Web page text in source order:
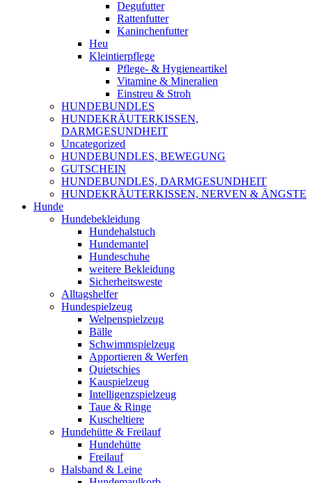
Degufutter
Rattenfutter
Kaninchenfutter
Heu
Kleintierpflege
Pflege- & Hygieneartikel
Vitamine & Mineralien
Einstreu & Stroh
HUNDEBUNDLES
HUNDEKRÄUTERKISSEN,
DARMGESUNDHEIT
Uncategorized
HUNDEBUNDLES, BEWEGUNG
GUTSCHEIN
HUNDEBUNDLES, DARMGESUNDHEIT
HUNDEKRÄUTERKISSEN, NERVEN & ÄNGSTE
Hunde
Hundebekleidung
Hundehalstuch
Hundemantel
Hundeschuhe
weitere Bekleidung
Sicherheitsweste
Alltagshelfer
Hundespielzeug
Welpenspielzeug
Bälle
Schwimmspielzeug
Apportieren & Werfen
Quietschies
Kauspielzeug
Intelligenzspielzeug
Taue & Ringe
Kuscheltiere
Hundehütte & Freilauf
Hundehütte
Freilauf
Halsband & Leine